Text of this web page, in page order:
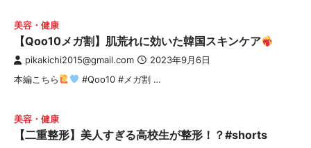
美容・健康
【Qoo10メガ割】肌荒れに効いた韓国スキンケア
pikakichi2015@gmail.com 2023年9月6日
本編こちら #Qoo10 #メガ割 …
美容・健康
【二重整形】美人すぎる高校生が整形！？#shorts